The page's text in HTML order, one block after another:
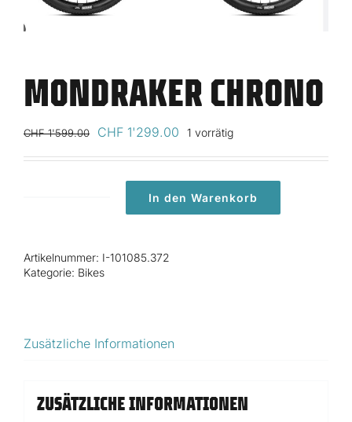
MONDRAKER CHRONO
CHF1'599.00
Ursprünglicher
war:
CHF 1'599.00
CHF 1'299.00 Aktueller
ist:
CHF 1'299.00.
1 vorrätig
In den Warenkorb
Artikelnummer: I-101085.372
Kategorie: Bikes
Zusätzliche Informationen
ZUSÄTZLICHE INFORMATIONEN